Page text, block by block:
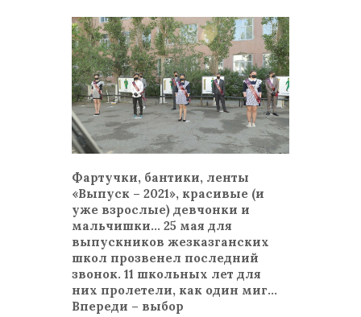
Фартучки, бантики, ленты
«Выпуск – 2021», красивые (и
уже взрослые) девчонки и
мальчишки... 25 мая для
выпускников жезказганских
школ прозвенел последний
звонок. 11 школьных лет для
них пролетели, как один миг...
Впереди – выбор